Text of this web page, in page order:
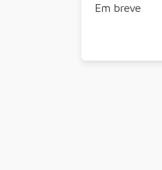
Em breve